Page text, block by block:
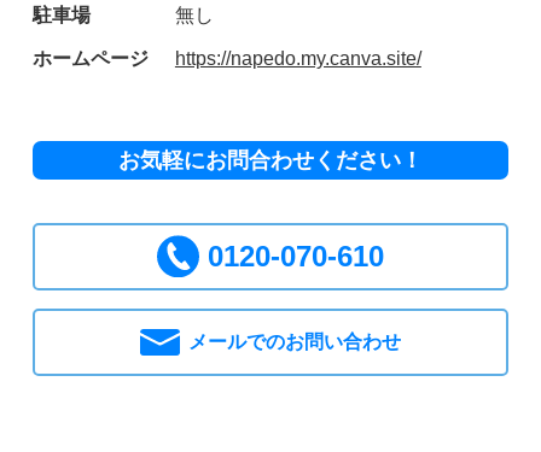
駐車場 無し
ホームページ https://napedo.my.canva.site/
お気軽にお問合わせください！
0120-070-610
メールでのお問い合わせ